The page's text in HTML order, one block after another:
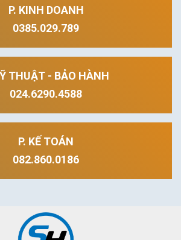
P. KINH DOANH
0385.029.789
THUẬT - BẢO HÀNH
024.6290.4588
P. KẾ TOÁN
082.860.0186